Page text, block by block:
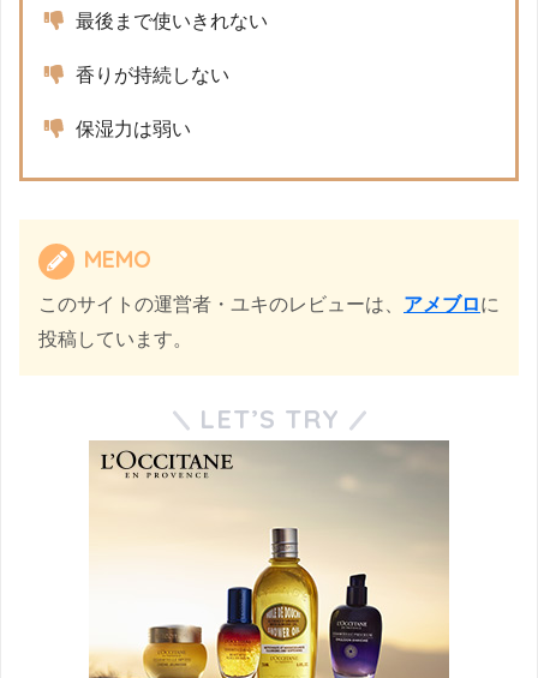
最後まで使いきれない
香りが持続しない
保湿力は弱い
MEMO
このサイトの運営者・ユキのレビューは、 アメブロに
投稿しています。
LET’S TRY